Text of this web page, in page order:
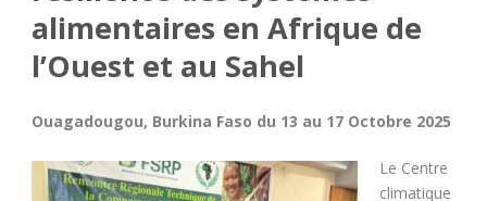
alimentaires en Afrique de
l’Ouest et au Sahel
Ouagadougou, Burkina Faso du 13 au 17 Octobre 2025
Le Centre
climatique